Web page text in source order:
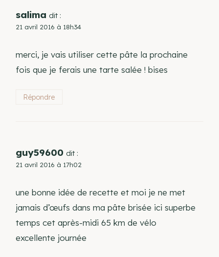
salima dit :
21 avril 2016 à 18h34
merci, je vais utiliser cette pâte la prochaine
fois que je ferais une tarte salée ! bises
Répondre
guy59600 dit :
21 avril 2016 à 17h02
une bonne idée de recette et moi je ne met
jamais d’œufs dans ma pâte brisée ici superbe
temps cet après-midi 65 km de vélo
excellente journée